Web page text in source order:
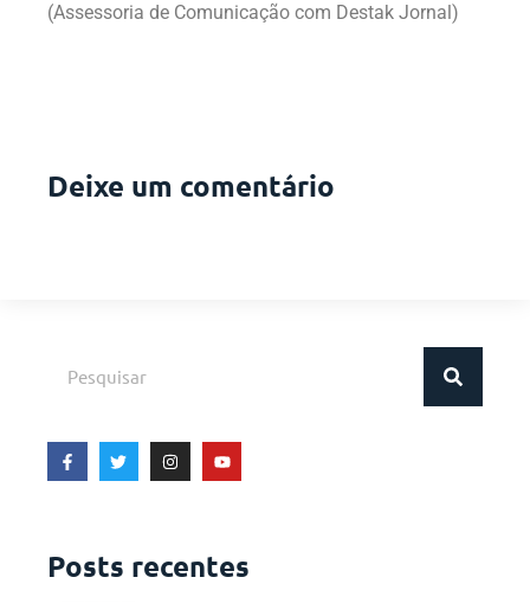
(Assessoria de Comunicação com Destak Jornal)
Deixe um comentário
Posts recentes